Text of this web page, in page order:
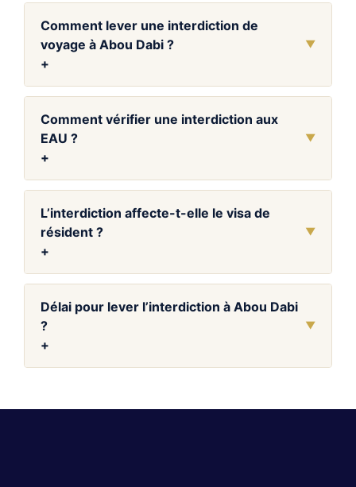
Comment lever une interdiction de
voyage à Abou Dabi ?
+
▼
Comment vérifier une interdiction aux
EAU ?
+
▼
L’interdiction affecte-t-elle le visa de
résident ?
+
▼
Délai pour lever l’interdiction à Abou Dabi
?
+
▼